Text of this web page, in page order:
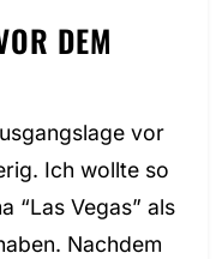
DEM
vor
Ich wollte so
“Las Vegas” als
Nachdem